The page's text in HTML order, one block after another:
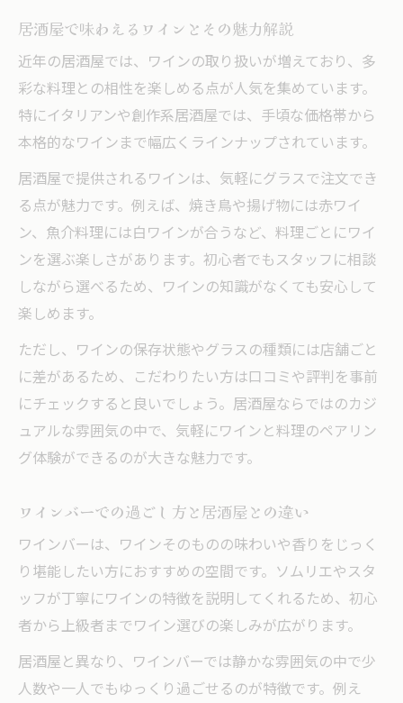
ワインバーで味わうペアリングの基礎知識
居酒屋とワインバーのペアリングの違い
専門家が教えるワインバーのペアリング術
居酒屋で味わうワインの新たな発見
居酒屋で楽しむワインの新しい魅力とは
ワインバー風の楽しみ方を居酒屋で実践
居酒屋で味わう本格ワインのコツを紹介
居酒屋ならではの意外なワインの選び方
グルメも納得の居酒屋ワインペアリング
気分で選ぶワインバーと居酒屋の使い分け方
居酒屋とワインバー使い分けのポイント解
説
気分や目的別に選ぶ居酒屋とワインバー体
験
居酒屋で過ごす日とワインバー利用の違い
気軽に楽しむには居酒屋かワインバーか
シーン別に選ぶ居酒屋とワインバーの魅力
居酒屋で味わえるワインとその魅力解説
近年の居酒屋では、ワインの取り扱いが増えており、多
彩な料理との相性を楽しめる点が人気を集めています。
特にイタリアンや創作系居酒屋では、手頃な価格帯から
本格的なワインまで幅広くラインナップされています。
居酒屋で提供されるワインは、気軽にグラスで注文でき
る点が魅力です。例えば、焼き鳥や揚げ物には赤ワイ
ン、魚介料理には白ワインが合うなど、料理ごとにワイ
ンを選ぶ楽しさがあります。初心者でもスタッフに相談
しながら選べるため、ワインの知識がなくても安心して
楽しめます。
ただし、ワインの保存状態やグラスの種類には店舗ごと
に差があるため、こだわりたい方は口コミや評判を事前
にチェックすると良いでしょう。居酒屋ならではのカジ
ュアルな雰囲気の中で、気軽にワインと料理のペアリン
グ体験ができるのが大きな魅力です。
ワインバーでの過ごし方と居酒屋との違い
ワインバーは、ワインそのものの味わいや香りをじっく
り堪能したい方におすすめの空間です。ソムリエやスタ
ッフが丁寧にワインの特徴を説明してくれるため、初心
者から上級者までワイン選びの楽しみが広がります。
居酒屋と異なり、ワインバーでは静かな雰囲気の中で少
人数や一人でもゆっくり過ごせるのが特徴です。例え